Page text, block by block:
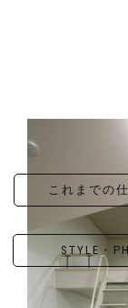
これまでの
STYLE・